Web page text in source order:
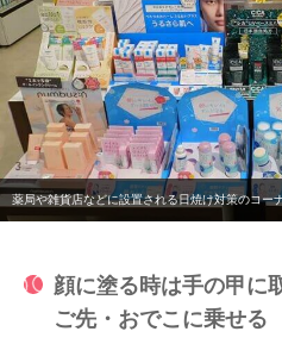
薬局や雑貨店などに設置される日焼け対策のコー
顔に塗る時は手の甲に
ご先・おでこに乗せる